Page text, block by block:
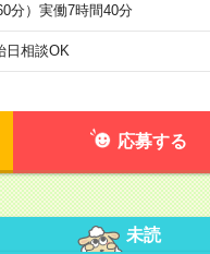
分）実働7時間40分
相談OK
応募する
未読